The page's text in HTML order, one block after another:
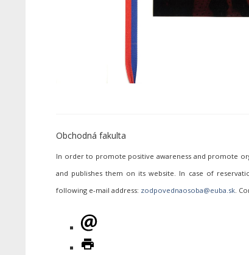
Obchodná fakulta
In order to promote positive awareness and promote
and publishes them on its website. In case of
following e-mail address:
.